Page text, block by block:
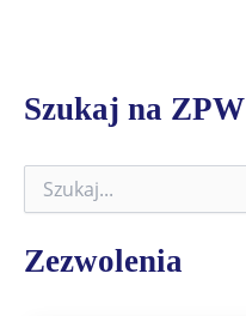
Szukaj na ZPW
k
a
Zezwolenia